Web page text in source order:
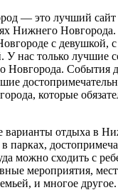
— это лучший сайт
Нижнего
с девушкой,
У нас только лучшие
Новгорода. События
которые
отдыха в
можно сходить с
мероприятия,
и многое другое.